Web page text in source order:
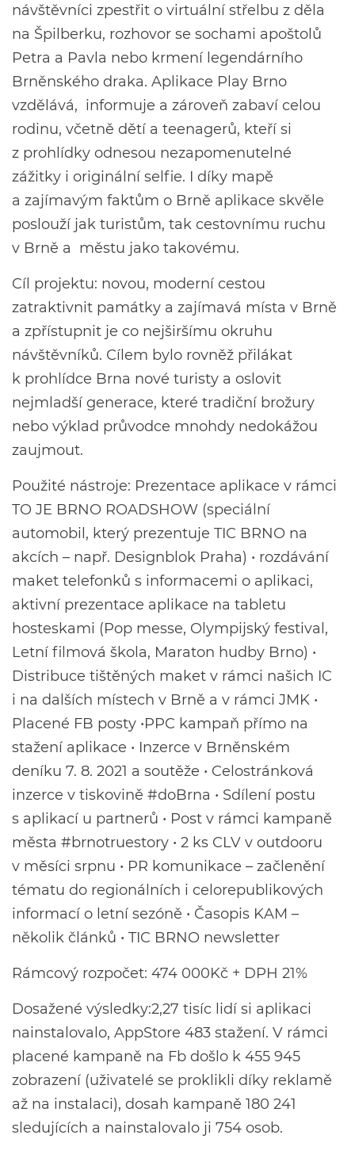
návštěvníci zpestřit o virtuální střelbu z děla
na Špilberku, rozhovor se sochami apoštolů
Petra a Pavla nebo krmení legendárního
Brněnského draka. Aplikace Play Brno
vzdělává, informuje a zároveň zabaví celou
rodinu, včetně dětí a teenagerů, kteří si
z prohlídky odnesou nezapomenutelné
zážitky i originální selfie. I díky mapě
a zajímavým faktům o Brně aplikace skvěle
poslouží jak turistům, tak cestovnímu ruchu
v Brně a městu jako takovému.
Cíl projektu: novou, moderní cestou
zatraktivnit památky a zajímavá místa v Brně
a zpřístupnit je co nejširšímu okruhu
návštěvníků. Cílem bylo rovněž přilákat
k prohlídce Brna nové turisty a oslovit
nejmladší generace, které tradiční brožury
nebo výklad průvodce mnohdy nedokážou
zaujmout.
Použité nástroje: Prezentace aplikace v rámci
TO JE BRNO ROADSHOW (speciální
automobil, který prezentuje TIC BRNO na
akcích – např. Designblok Praha) • rozdávání
maket telefonků s informacemi o aplikaci,
aktivní prezentace aplikace na tabletu
hosteskami (Pop messe, Olympijský festival,
Letní filmová škola, Maraton hudby Brno) •
Distribuce tištěných maket v rámci našich IC
i na dalších místech v Brně a v rámci JMK •
Placené FB posty •PPC kampaň přímo na
stažení aplikace • Inzerce v Brněnském
deníku 7. 8. 2021 a soutěže • Celostránková
inzerce v tiskovině #doBrna • Sdílení postu
s aplikací u partnerů • Post v rámci kampaně
města #brnotruestory • 2 ks CLV v outdooru
v měsíci srpnu • PR komunikace – začlenění
tématu do regionálních i celorepublikových
informací o letní sezóně • Časopis KAM –
několik článků • TIC BRNO newsletter
Rámcový rozpočet: 474 000Kč + DPH 21%
Dosažené výsledky:2,27 tisíc lidí si aplikaci
nainstalovalo, AppStore 483 stažení. V rámci
placené kampaně na Fb došlo k 455 945
zobrazení (uživatelé se proklikli díky reklamě
až na instalaci), dosah kampaně 180 241
sledujících a nainstalovalo ji 754 osob.